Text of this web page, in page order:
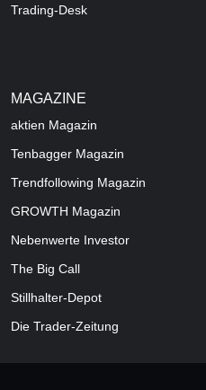
Trading-Desk
MAGAZINE
aktien Magazin
Tenbagger Magazin
Trendfollowing Magazin
GROWTH Magazin
Nebenwerte Investor
The Big Call
Stillhalter-Depot
Die Trader-Zeitung